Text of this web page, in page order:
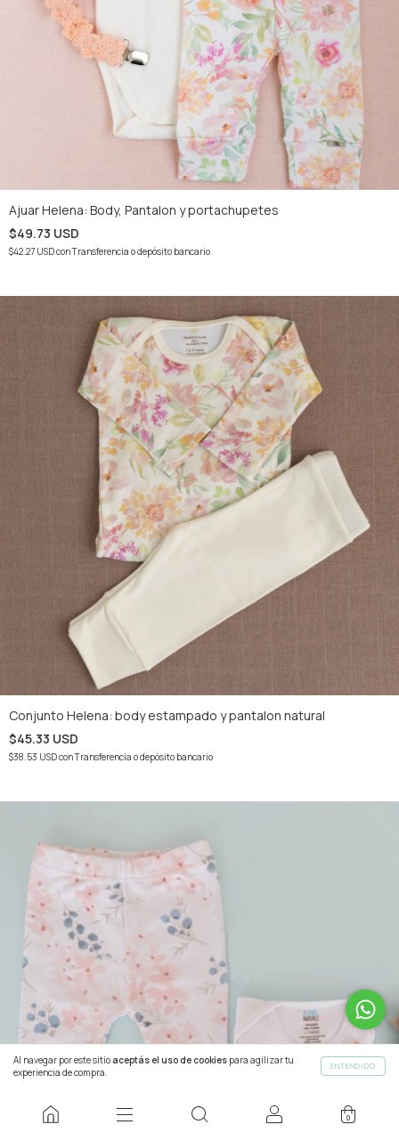
Al navegar por este sitio aceptás el uso de cookies para agilizar tu
experiencia de compra.
ENTENDIDO
0
Ajuar Helena: Body, Pantalon y portachupetes
$49.73 USD
$42.27 USDconTransferencia o depósito bancario
Conjunto Helena: body estampado y pantalon natural
$45.33 USD
$38.53 USDconTransferencia o depósito bancario